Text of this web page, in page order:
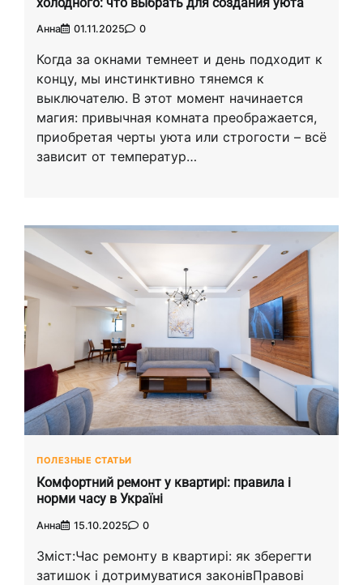
Анна 01.11.2025 0
Когда за окнами темнеет и день подходит к
концу, мы инстинктивно тянемся к
выключателю. В этот момент начинается
магия: привычная комната преображается,
приобретая черты уюта или строгости – всё
зависит от температур…
ПОЛЕЗНЫЕ СТАТЬИ
Комфортний ремонт у квартирі: правила і
норми часу в Україні
Анна 15.10.2025 0
Зміст:Час ремонту в квартирі: як зберегти
затишок і дотримуватися законівПравові